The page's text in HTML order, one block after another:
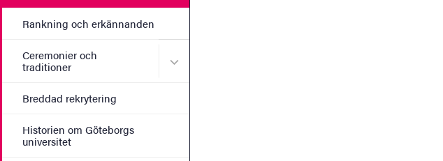
Rankning och erkännanden
Ceremonier och
traditioner
Undermeny för Ceremonier och traditioner
Breddad rekrytering
Historien om Göteborgs
universitet